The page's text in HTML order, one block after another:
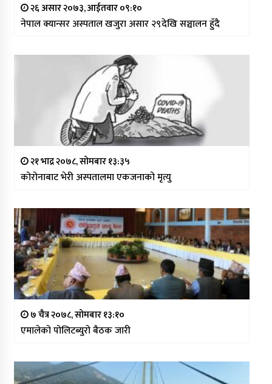
२६ असार २०७३, आईतवार ०९:१०
नेपाल क्यान्सर अस्पताल खजुरा असार २९देखि सञ्चालन हुँदै
२१ भाद्र २०७८, सोमबार १३:३५
कोरोनाबाट भेरी अस्पतालमा एकजनाको मृत्यु
७ चैत्र २०७८, सोमबार १३:१०
एमालेको पोलिटब्युरो बैठक जारी